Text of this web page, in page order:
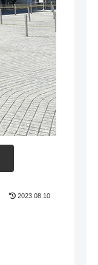
2023.08.10